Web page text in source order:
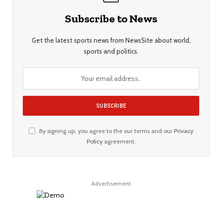
Subscribe to News
Get the latest sports news from NewsSite about world,
sports and politics.
By signing up, you agree to the our terms and our Privacy
Policyagreement.
Advertisement